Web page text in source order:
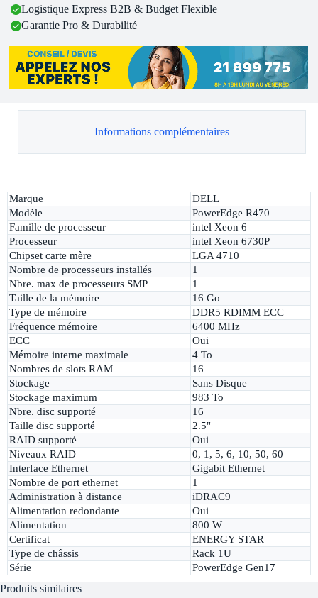
Logistique Express B2B & Budget Flexible
Garantie Pro & Durabilité
Informations complémentaires
Marque
DELL
Modèle
PowerEdge R470
Famille de processeur
intel Xeon 6
Processeur
intel Xeon 6730P
Chipset carte mère
LGA 4710
Nombre de processeurs installés
1
Nbre. max de processeurs SMP
1
Taille de la mémoire
16 Go
Type de mémoire
DDR5 RDIMM ECC
Fréquence mémoire
6400 MHz
ECC
Oui
Mémoire interne maximale
4 To
Nombres de slots RAM
16
Stockage
Sans Disque
Stockage maximum
983 To
Nbre. disc supporté
16
Taille disc supporté
2.5"
RAID supporté
Oui
Niveaux RAID
0, 1, 5, 6, 10, 50, 60
Interface Ethernet
Gigabit Ethernet
Nombre de port ethernet
1
Administration à distance
iDRAC9
Alimentation redondante
Oui
Alimentation
800 W
Certificat
ENERGY STAR
Type de châssis
Rack 1U
Série
PowerEdge Gen17
Produits similaires